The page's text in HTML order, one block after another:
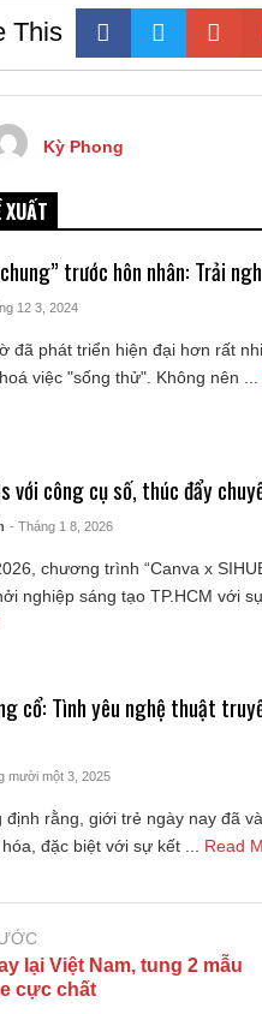
This
Kỳ Phong
trước hôn nhân: Trải
12 3, 2024
đã phát triển hiện đại hơn rất
việc "sống thử". Không nên ...
với công cụ số, thúc đẩy
- Tháng 1 8, 2026
chương trình “Canva x
nghiệp sáng tạo TP.HCM với
cổ: Tình yêu nghệ thuật
mười một 3, 2025
định rằng, giới trẻ ngày nay đã
đặc biệt với sự kết ... Read
lại Việt Nam, tung 2 mẫu
cực chất